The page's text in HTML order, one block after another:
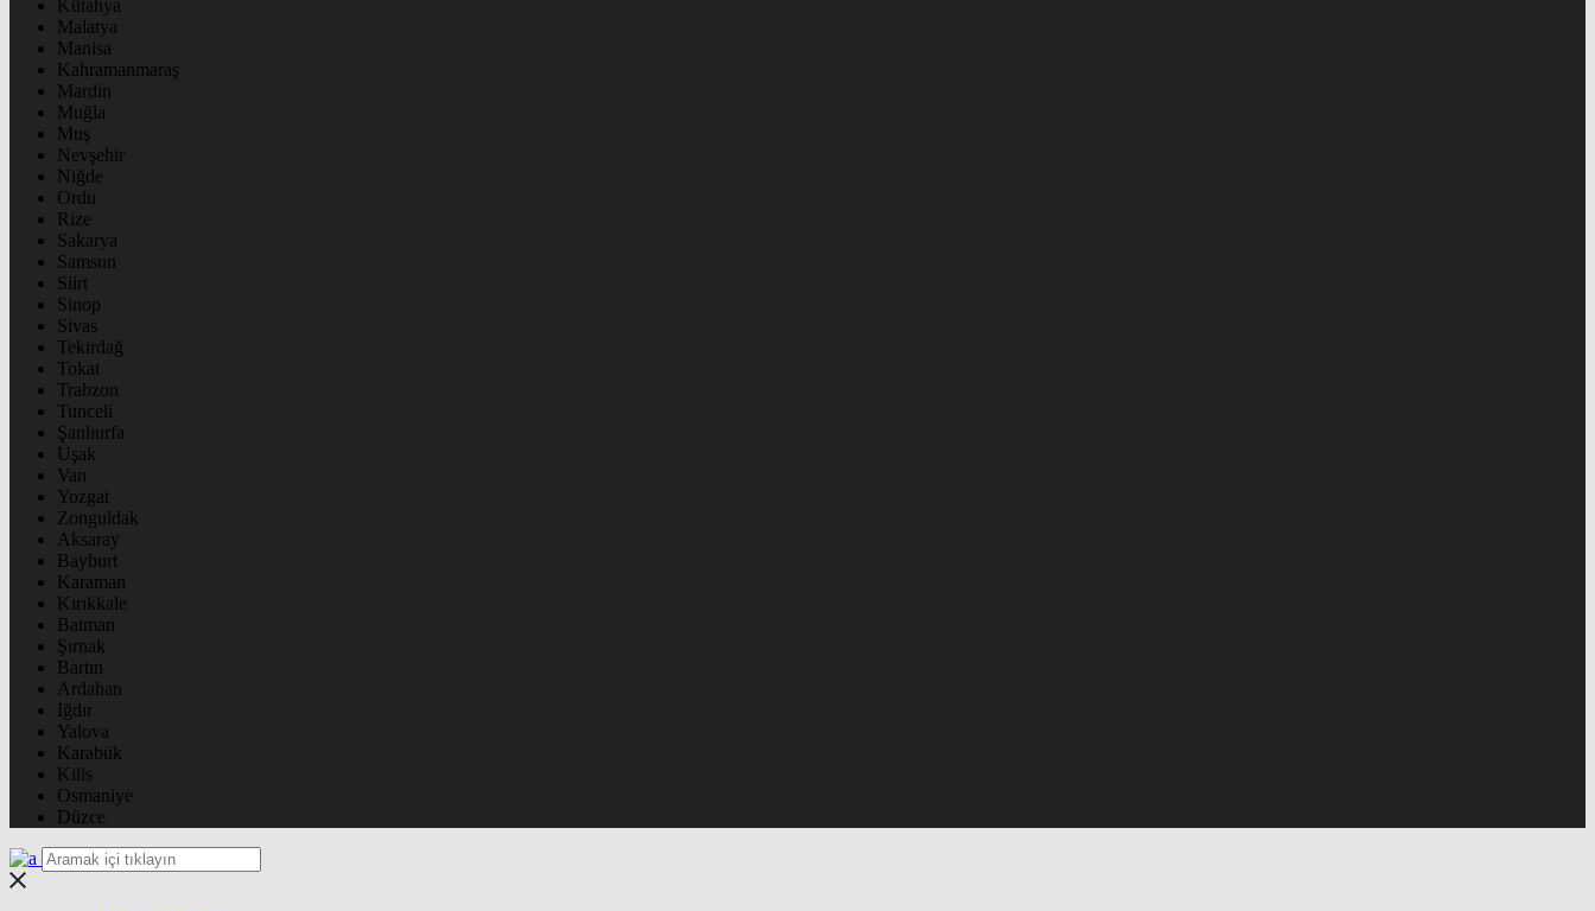
Kütahya
Malatya
Manisa
Kahramanmaraş
Mardin
Muğla
Muş
Nevşehir
Niğde
Ordu
Rize
Sakarya
Samsun
Siirt
Sinop
Sivas
Tekirdağ
Tokat
Trabzon
Tunceli
Şanlıurfa
Uşak
Van
Yozgat
Zonguldak
Aksaray
Bayburt
Karaman
Kırıkkale
Batman
Şırnak
Bartın
Ardahan
Iğdır
Yalova
Karabük
Kilis
Osmaniye
Düzce